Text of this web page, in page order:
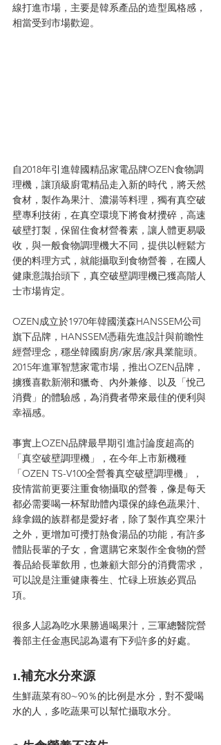
線打進市場，主要是韓系產品的造型風格感，
相當受到市場歡迎。
自2018年引進韓國精品家電品牌OZEN食物調
理機，讓頂級廚電精品走入新的時代，將天然
食材，製作為果汁、濃湯等料理，獨有真空破
壁專利技術，在真空環境下將食材攪碎，高速
破壁打製，保留住食材營養素，讓人體更易吸
收，與一般食物調理機大不同，提供以輕鬆方
便的料理方式，就能攝取到食物營養，在國人
健康意識抬頭下，真空破壁調理機已獲高階人
士市場肯定。
OZEN成立於1970年韓國漢森HANSSEM公司
旗下品牌，HANSSEM憑藉先進設計與前瞻性
經營理念，穩坐韓國廚房/家居/家具業龍頭。
2015年進軍智慧家電市場，推出OZEN品牌，
擄獲喜歡新潮和獵奇、內外兼修、以及「悅己
消費」的體驗感，為消費者帶來最佳的便利與
幸福感。
事實上OZEN品牌最早期引進討論度超高的
「真空破壁調理機」，在今年上市新機種
「OZEN TS-V100全營養真空破壁調理機」，
疫情當前更要注重食物攝取的營養，像是每天
都必需要喝一杯幫助體內環保的綠色蔬果汁、
綠拿鐵的族群都是愛好者，除了製作真空果汁
之外，更增加可攪打熱食湯品的功能，有許多
體貼長輩的子女，會選購它來製作全食物的營
養品給長輩飲用，也兼顧大部分的消費需求，
可以說是注重健康養生、忙碌上班族必買品
項。
很多人認為吃水果勝過喝果汁，三軍總醫院營
養部主任金惠民認為還有下列許多的好處。
1.補充水分來源
生鮮蔬菜有80∼90％的比例是水分，對不愛喝
水的人，多吃蔬果可以幫忙攝取水分。